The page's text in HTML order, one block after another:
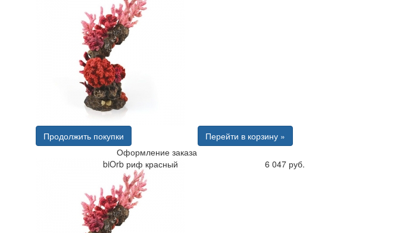
Продолжить покупки
Перейти в корзину »
Оформление заказа
biOrb риф красный
6 047 руб.